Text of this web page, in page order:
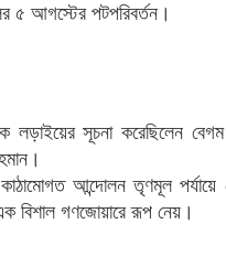
৫ আগস্টের পটপরিবর্তন।
লড়াইয়ের সূচনা করেছিলেন
কাঠামোগত আন্দোলন তৃণমূল
বিশাল গণজোয়ারে রূপ নেয়।